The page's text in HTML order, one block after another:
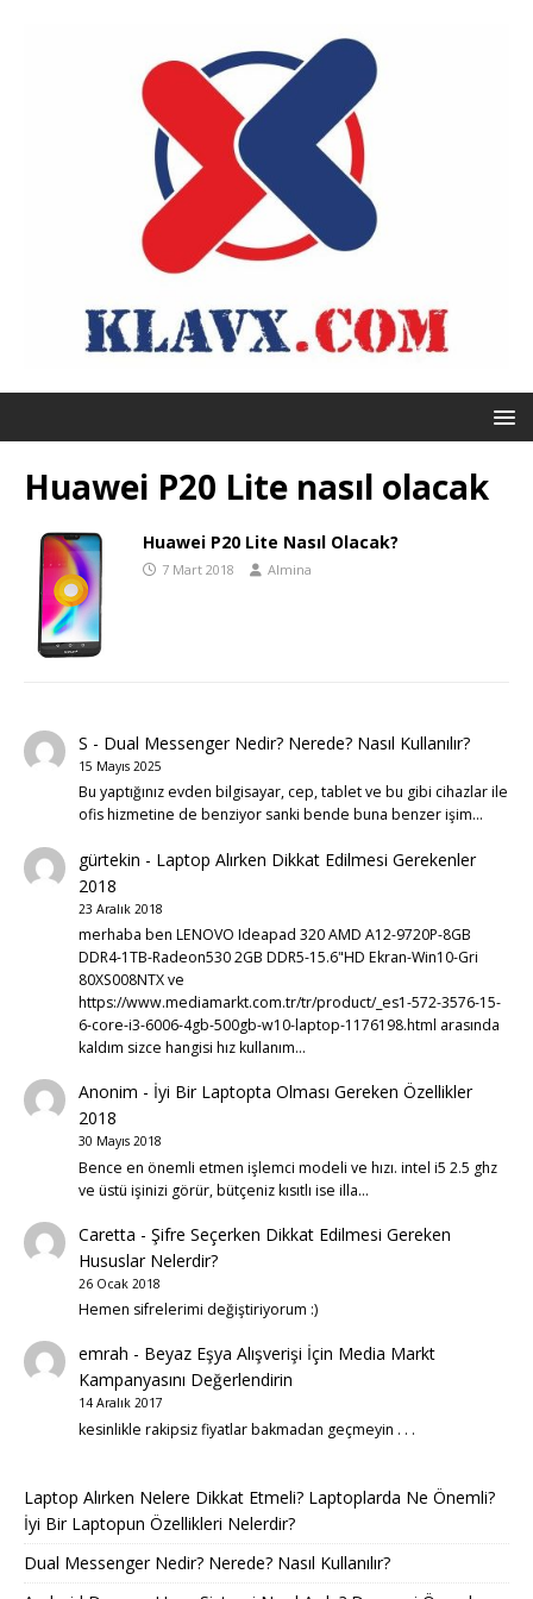
Huawei P20 Lite nasıl olacak
Huawei P20 Lite Nasıl Olacak?
7 Mart 2018 Almina
S - Dual Messenger Nedir? Nerede? Nasıl Kullanılır?
15 Mayıs 2025
Bu yaptığınız evden bilgisayar, cep, tablet ve bu gibi cihazlar ile
ofis hizmetine de benziyor sanki bende buna benzer işim…
gürtekin - Laptop Alırken Dikkat Edilmesi Gerekenler
2018
23 Aralık 2018
merhaba ben LENOVO Ideapad 320 AMD A12-9720P-8GB
DDR4-1TB-Radeon530 2GB DDR5-15.6"HD Ekran-Win10-Gri
80XS008NTX ve
https://www.mediamarkt.com.tr/tr/product/_es1-572-3576-15-
6-core-i3-6006-4gb-500gb-w10-laptop-1176198.html arasında
kaldım sizce hangisi hız kullanım…
Anonim - İyi Bir Laptopta Olması Gereken Özellikler
2018
30 Mayıs 2018
Bence en önemli etmen işlemci modeli ve hızı. intel i5 2.5 ghz
ve üstü işinizi görür, bütçeniz kısıtlı ise illa…
Caretta - Şifre Seçerken Dikkat Edilmesi Gereken
Hususlar Nelerdir?
26 Ocak 2018
Hemen sifrelerimi değiştiriyorum :)
emrah - Beyaz Eşya Alışverişi İçin Media Markt
Kampanyasını Değerlendirin
14 Aralık 2017
kesinlikle rakipsiz fiyatlar bakmadan geçmeyin . . .
Laptop Alırken Nelere Dikkat Etmeli? Laptoplarda Ne Önemli?
İyi Bir Laptopun Özellikleri Nelerdir?
Dual Messenger Nedir? Nerede? Nasıl Kullanılır?